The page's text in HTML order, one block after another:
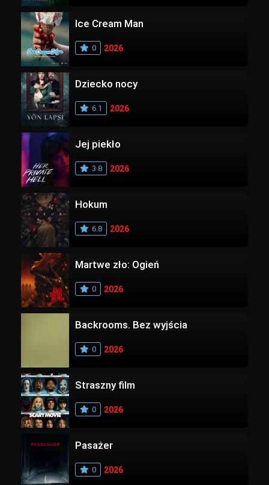
Ice Cream Man
0 2026
Dziecko nocy
6.1 2026
Jej piekło
3.8 2026
Hokum
6.8 2026
Martwe zło: Ogień
0 2026
Backrooms. Bez wyjścia
0 2026
Straszny film
0 2026
Pasażer
0 2026